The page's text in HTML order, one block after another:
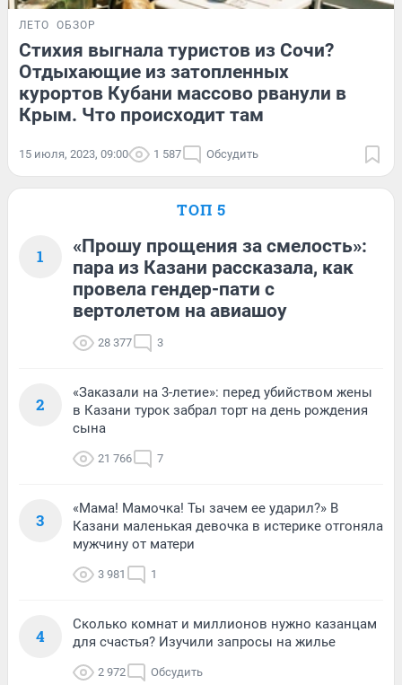
ЛЕТО ОБЗОР
Стихия выгнала туристов из Сочи?
Отдыхающие из затопленных
курортов Кубани массово рванули в
Крым. Что происходит там
15 июля, 2023, 09:00 1 587 Обсудить
ТОП 5
1
«Прошу прощения за смелость»:
пара из Казани рассказала, как
провела гендер-пати с
вертолетом на авиашоу
28 377 3
2
«Заказали на 3-летие»: перед убийством жены
в Казани турок забрал торт на день рождения
сына
21 766 7
3
«Мама! Мамочка! Ты зачем ее ударил?» В
Казани маленькая девочка в истерике отгоняла
мужчину от матери
3 981 1
4
Сколько комнат и миллионов нужно казанцам
для счастья? Изучили запросы на жилье
2 972 Обсудить